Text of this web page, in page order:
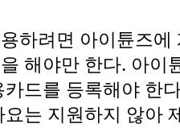
하려면 아이튠즈에
해야만 한다. 아이
카드를 등록해야 한
요는 지원하지 않아